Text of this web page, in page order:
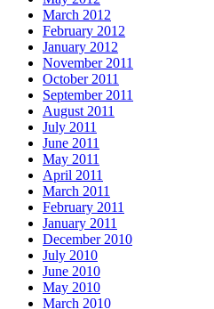
March 2012
February 2012
January 2012
November 2011
October 2011
September 2011
August 2011
July 2011
June 2011
May 2011
April 2011
March 2011
February 2011
January 2011
December 2010
July 2010
June 2010
May 2010
March 2010